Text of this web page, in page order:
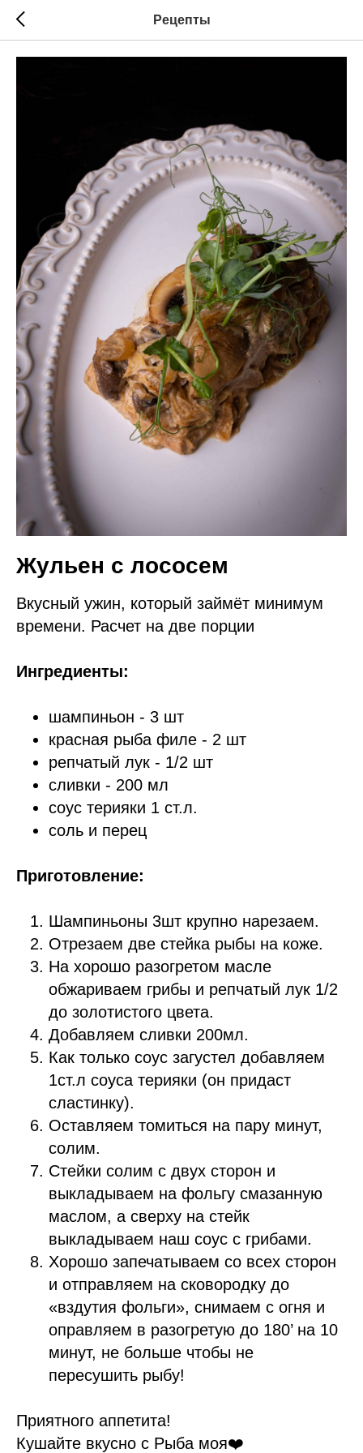
Рецепты
Жульен с лососем
Вкусный ужин, который займёт минимум
времени. Расчет на две порции
Ингредиенты:
шампиньон - 3 шт
красная рыба филе - 2 шт
репчатый лук - 1/2 шт
сливки - 200 мл
соус терияки 1 ст.л.
соль и перец
Приготовление:
Шампиньоны 3шт крупно нарезаем.
Отрезаем две стейка рыбы на коже.
На хорошо разогретом масле
обжариваем грибы и репчатый лук 1/2
до золотистого цвета.
Добавляем сливки 200мл.
Как только соус загустел добавляем
1ст.л соуса терияки (он придаст
сластинку).
Оставляем томиться на пару минут,
солим.
Стейки солим с двух сторон и
выкладываем на фольгу смазанную
маслом, а сверху на стейк
выкладываем наш соус с грибами.
Хорошо запечатываем со всех сторон
и отправляем на сковородку до
«вздутия фольги», снимаем с огня и
оправляем в разогретую до 180’ на 10
минут, не больше чтобы не
пересушить рыбу!
Приятного аппетита!
Кушайте вкусно с Рыба моя❤️